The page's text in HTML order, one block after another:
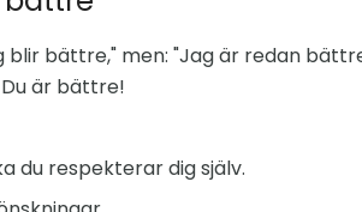
blir bättre," men: "Jag är redan
är bättre!
du respekterar dig själv.